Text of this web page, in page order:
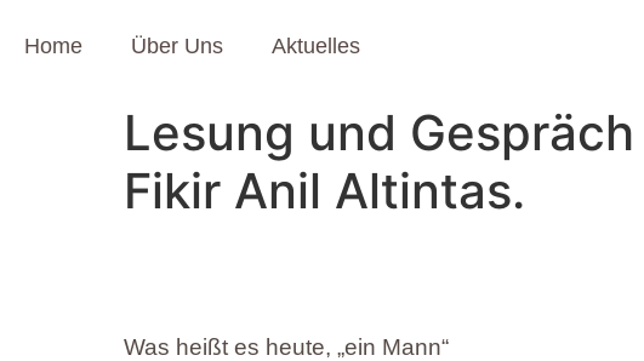
Home Über Uns Aktuelles
Lesung und
Fikir Anil Altintas.
Was heißt es heute, „ein Mann“